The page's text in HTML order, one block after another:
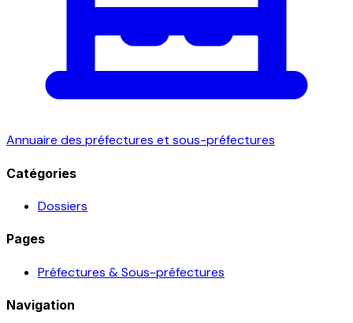
Annuaire des préfectures et sous-préfectures
Catégories
Dossiers
Pages
Préfectures & Sous-préfectures
Navigation